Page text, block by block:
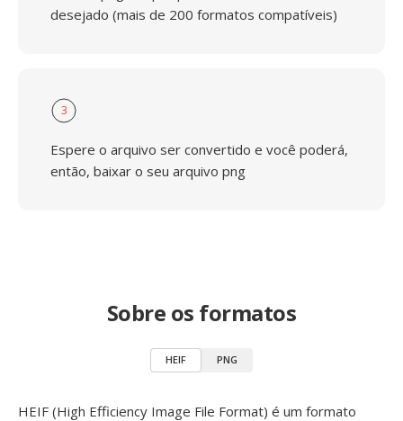
desejado (mais de 200 formatos compatíveis)
3
Espere o arquivo ser convertido e você poderá,
então, baixar o seu arquivo png
Sobre os formatos
HEIF PNG
HEIF (High Efficiency Image File Format) é um formato